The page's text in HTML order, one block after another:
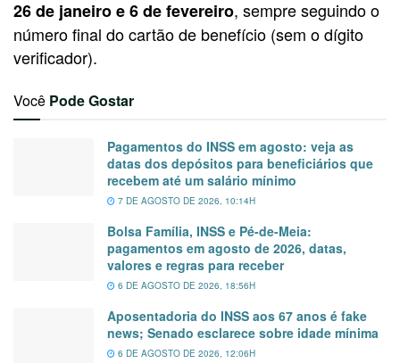
26 de janeiro e 6 de fevereiro, sempre seguindo o
número final do cartão de benefício (sem o dígito
verificador).
Você Pode Gostar
Pagamentos do INSS em agosto: veja as
datas dos depósitos para beneficiários que
recebem até um salário mínimo
7 DE AGOSTO DE 2026, 10:14H
Bolsa Família, INSS e Pé-de-Meia:
pagamentos em agosto de 2026, datas,
valores e regras para receber
6 DE AGOSTO DE 2026, 18:56H
Aposentadoria do INSS aos 67 anos é fake
news; Senado esclarece sobre idade mínima
6 DE AGOSTO DE 2026, 12:06H